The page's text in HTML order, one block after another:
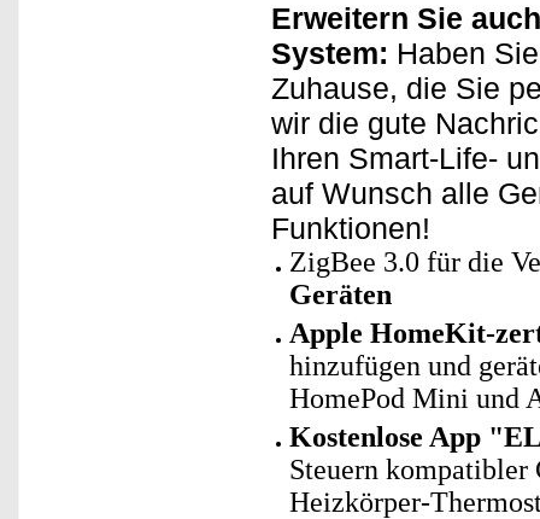
Erweitern Sie
System: Haben
Zuhause, die Sie
wir die gute
Ihren Smart-Life-
auf Wunsch alle
Funktionen!
ZigBee 3.0 für die
Geräten
Apple HomeKit-
hinzufügen und
HomePod Mini und
Kostenlose App
Steuern
Heizkörper-